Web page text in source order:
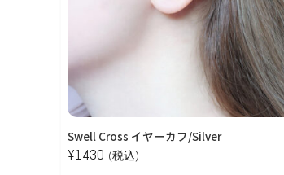
Swell Cross イヤーカフ/Silver
¥1430 (税込)